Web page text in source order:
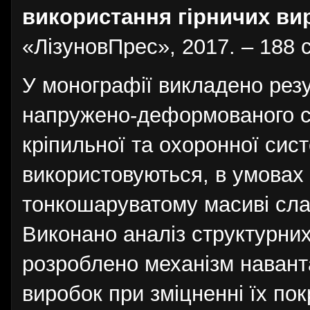
використання гірничих
«ЛізуновПрес», 2017. – 188
У монографії викладено
напружено-деформованого
кріпильної та охоронної
використовуються, в
тонкошаруватому масиві
Виконано аналіз
розроблено механізм
виробок при зміцненні їх